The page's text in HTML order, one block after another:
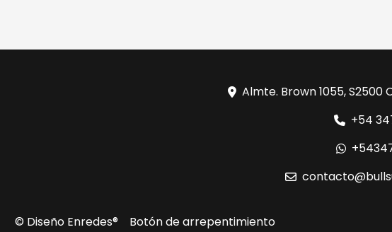
Almte. Brown 1055, S2500
+54
© Diseño Enredes® Botón de arrepentimiento